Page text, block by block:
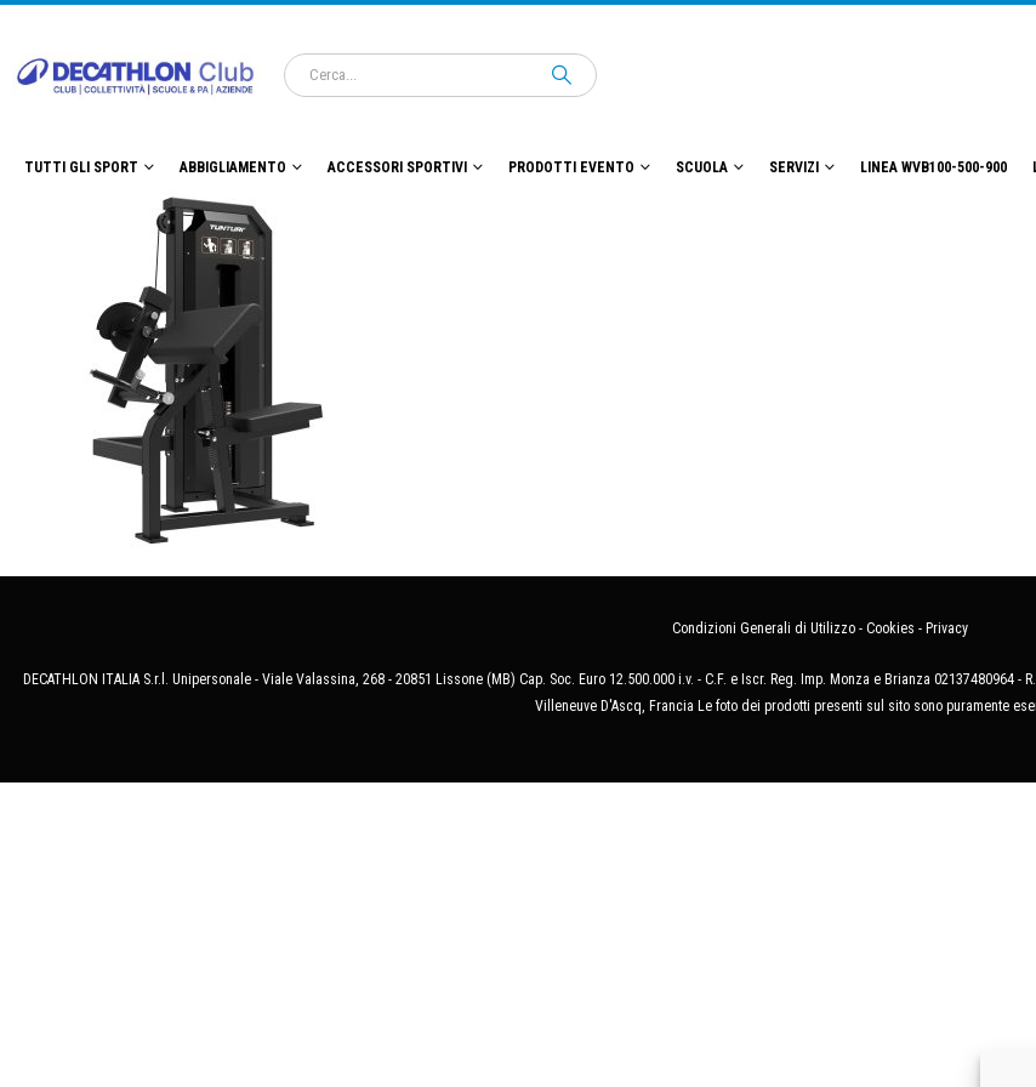
TUTTI GLI SPORT ABBIGLIAMENTO ACCESSORI SPORTIVI PRODOTTI EVENTO SCUOLA SERVIZI LINEA WVB100-500-900
Condizioni Generali di Utilizzo - Cookies - Privacy
DECATHLON ITALIA S.r.l. Unipersonale - Viale Valassina, 268 - 20851 Lissone (MB) Cap. Soc. Euro 12.500.000 i.v. - C.F. e Iscr. Reg. Imp. Monza e Brianza 02137480964 -
Villeneuve D'Ascq, Francia Le foto dei prodotti presenti sul sito sono puramente